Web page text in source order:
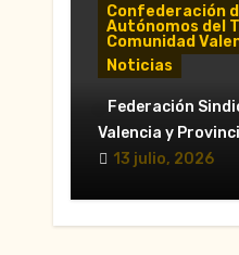
Confederación
Autónomos del
Comunidad
Noticias
«El taxi de
muestra su
una reunión
con la
Decreto Ley
Federación
Valencia y
13 julio, 2026